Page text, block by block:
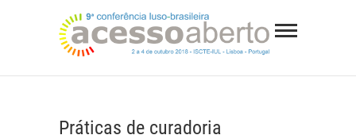
9ª
WEBSITE DA CONFERÊNCIA LUSO-BRASILEIRA
Práticas de curadoria